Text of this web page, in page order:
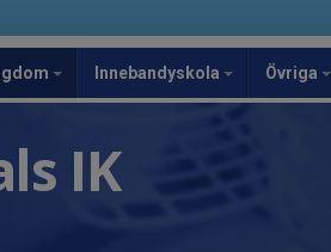
Innebandyskola Övriga
IK